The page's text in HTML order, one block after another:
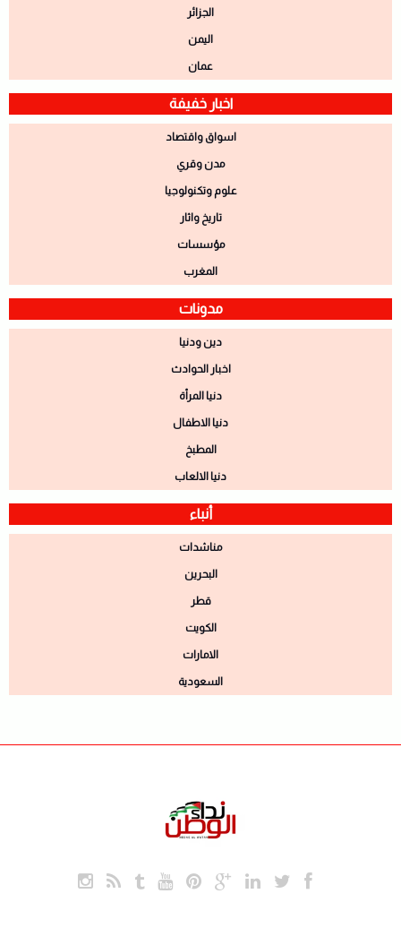
الجزائر
اليمن
عمان
اخبار خفيفة
اسواق واقتصاد
مدن وقري
علوم وتكنولوجيا
تاريخ واثار
مؤسسات
المغرب
مدونات
دين ودنيا
اخبار الحوادث
دنيا المرأة
دنيا الاطفال
المطبخ
دنيا الالعاب
أنباء
مناشدات
البحرين
قطر
الكويت
الامارات
السعودية